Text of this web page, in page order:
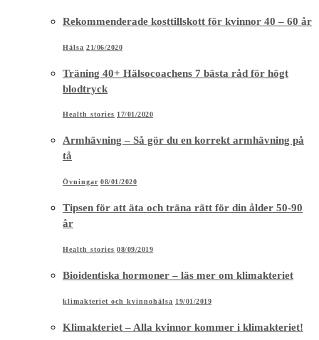
Rekommenderade kosttillskott för kvinnor 40 – 60 år
Hälsa 21/06/2020
Träning 40+ Hälsocoachens 7 bästa råd för högt
blodtryck
Health stories 17/01/2020
Armhävning – Så gör du en korrekt armhävning på
tå
Övningar 08/01/2020
Tipsen för att äta och träna rätt för din ålder 50-90
år
Health stories 08/09/2019
Bioidentiska hormoner – läs mer om klimakteriet
klimakteriet och kvinnohälsa 19/01/2019
Klimakteriet – Alla kvinnor kommer i klimakteriet!